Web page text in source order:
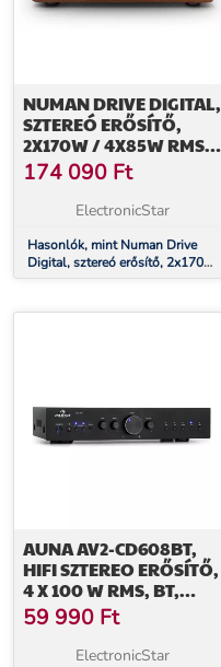
NUMAN DRIVE DIGITAL,
SZTEREÓ ERŐSÍTŐ,
2X170W / 4X85W RMS,
AUX / PHONO /
KOAXIÁLIS, DIÓFA
174 090 Ft
ElectronicStar
Hasonlók, mint Numan Drive
Digital, sztereó erősítő, 2x170W
/ 4x85W RMS, AUX / phono /
AUNA AV2-CD608BT,
HIFI SZTEREO ERŐSÍTŐ,
4 X 100 W RMS, BT,
DIGITÁLIS OPTIKAI
BEMENET, FEKETE
59 990 Ft
ElectronicStar